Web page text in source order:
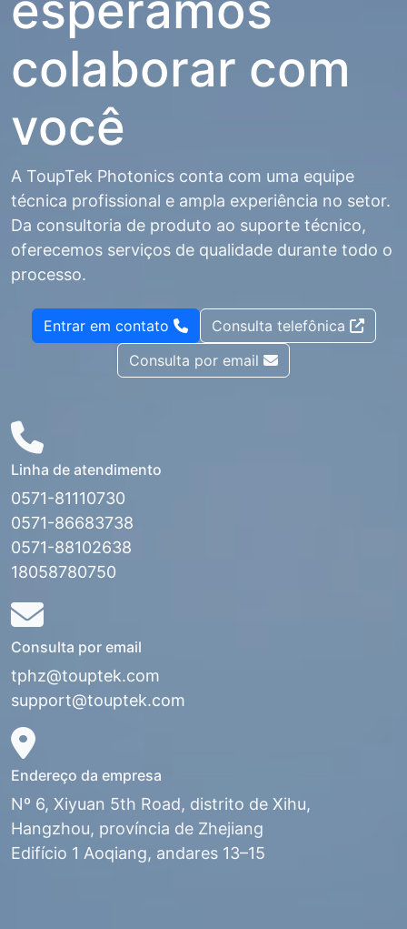
colaborar com
você
A ToupTek Photonics conta com uma equipe
técnica profissional e ampla experiência no setor.
Da consultoria de produto ao suporte técnico,
oferecemos serviços de qualidade durante todo o
processo.
Entrar em contato
Consulta telefônica
Consulta por email
Linha de atendimento
0571-81110730
0571-86683738
0571-88102638
18058780750
Consulta por email
tphz@touptek.com
support@touptek.com
Endereço da empresa
Nº 6, Xiyuan 5th Road, distrito de Xihu,
Hangzhou, província de Zhejiang
Edifício 1 Aoqiang, andares 13–15